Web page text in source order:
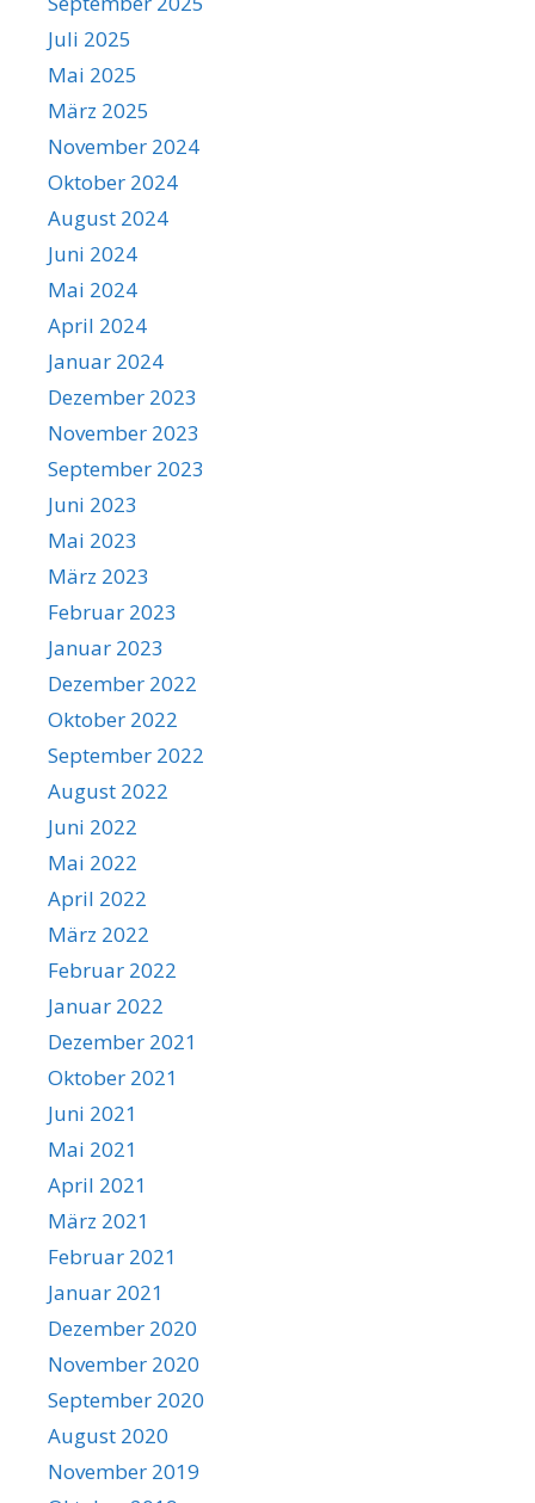
Juli 2025
Mai 2025
März 2025
November 2024
Oktober 2024
August 2024
Juni 2024
Mai 2024
April 2024
Januar 2024
Dezember 2023
November 2023
September 2023
Juni 2023
Mai 2023
März 2023
Februar 2023
Januar 2023
Dezember 2022
Oktober 2022
September 2022
August 2022
Juni 2022
Mai 2022
April 2022
März 2022
Februar 2022
Januar 2022
Dezember 2021
Oktober 2021
Juni 2021
Mai 2021
April 2021
März 2021
Februar 2021
Januar 2021
Dezember 2020
November 2020
September 2020
August 2020
November 2019